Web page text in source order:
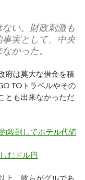
い。財政刺激も
実として、中央
かった。
府は莫大な借金を積
TOトラベルやその
とも出来なかっただ
殺到してホテル代値
むドル円
上、彼らがグルであ